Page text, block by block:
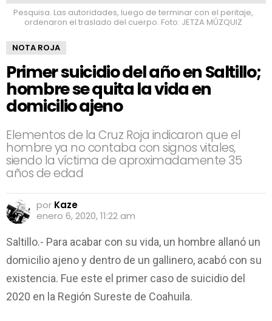
Pesquisa. Las autoridades, luego de terminar con el peritaje,
ordenaron el traslado del cuerpo. Foto: JETZA MÚZQUIZ
NOTA ROJA
Primer suicidio del año en Saltillo;
hombre se quita la vida en
domicilio ajeno
Elementos de la Cruz Roja indicaron que el
hombre ya no contaba con signos vitales,
siendo la víctima de aproximadamente 35
años de edad
por Kaze
enero 6, 2020, 11:22 am
Saltillo.- Para acabar con su vida, un hombre allanó un
domicilio ajeno y dentro de un gallinero, acabó con su
existencia. Fue este el primer caso de suicidio del
2020 en la Región Sureste de Coahuila.